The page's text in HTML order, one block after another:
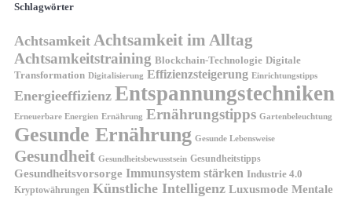
Schlagwörter
Achtsamkeit Achtsamkeit im Alltag
Achtsamkeitstraining Blockchain-Technologie Digitale
Transformation Digitalisierung Effizienzsteigerung Einrichtungstipps
Energieeffizienz Entspannungstechniken
Erneuerbare Energien Ernährung Ernährungstipps Gartenbeleuchtung
Gesunde Ernährung Gesunde Lebensweise
Gesundheit Gesundheitsbewusstsein Gesundheitstipps
Gesundheitsvorsorge Immunsystem stärken Industrie 4.0
Kryptowährungen Künstliche Intelligenz Luxusmode Mentale